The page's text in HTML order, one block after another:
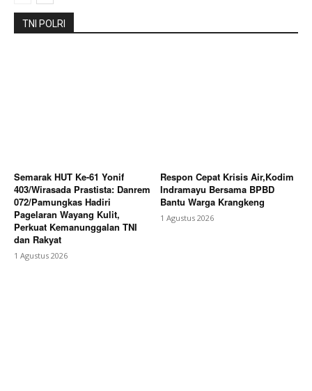
TNI POLRI
Semarak HUT Ke-61 Yonif
403/Wirasada Prastista: Danrem
072/Pamungkas Hadiri
Pagelaran Wayang Kulit,
Perkuat Kemanunggalan TNI
dan Rakyat
1 Agustus 2026
Respon Cepat Krisis Air,Kodim
Indramayu Bersama BPBD
Bantu Warga Krangkeng
1 Agustus 2026